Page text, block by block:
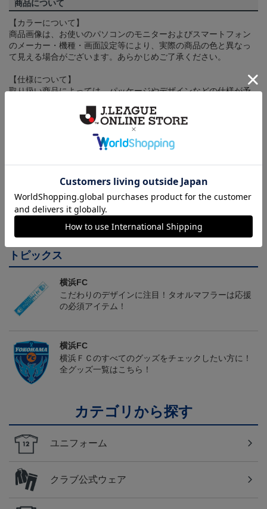
商品について
【カラーについて】
商品画像は、お使いのパソコンのモニターおよびスマートフォン
のメーカー・機種・画面設定等により、実際の商品の色と異なっ
て見える場合がございます。あらかじめご了承ください。
【仕様について】
取り扱い商品によっては、パッケージやデザインなどの仕様が予
ギフト対応について
ヘルプページ
トピックス
横浜FC
こだわりのデザインに注目！タオルマフラーは応援
の必須アイテム！
横浜FC
横浜ＦＣのすべてのグッズをチェックしたい方に！
全グッズ一覧はこちら！
カテゴリから探す
ユニフォーム
クラブ公式ウェア